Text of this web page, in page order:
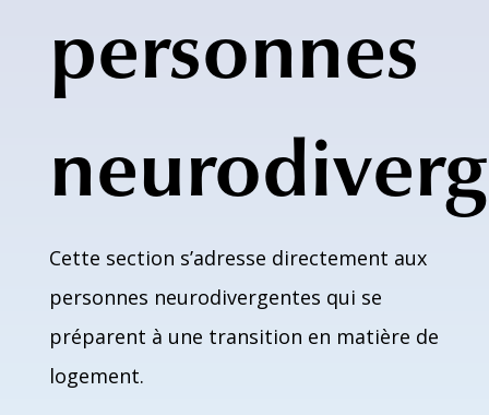
personnes
Cette section s’adresse directement aux
personnes neurodivergentes qui se
préparent à une transition en matière de
logement.